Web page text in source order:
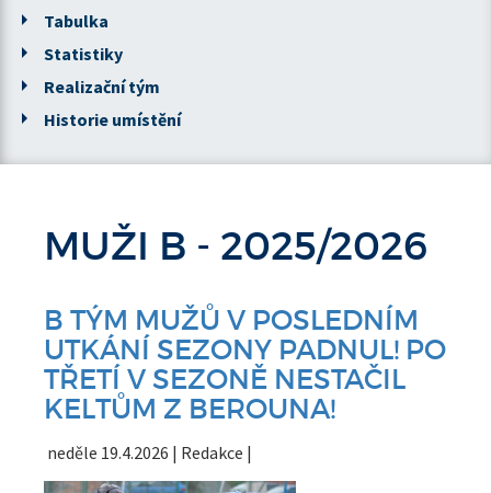
Tabulka
Statistiky
Realizační tým
Historie umístění
MUŽI B - 2025/2026
B TÝM MUŽŮ V POSLEDNÍM
UTKÁNÍ SEZONY PADNUL! PO
TŘETÍ V SEZONĚ NESTAČIL
KELTŮM Z BEROUNA!
neděle 19.4.2026 | Redakce |